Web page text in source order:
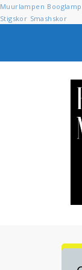
Muurlampen
Stigskor Smashskor